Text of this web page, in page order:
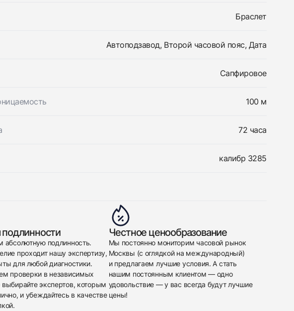
Браслет
Автоподзавод, Второй часовой пояс, Дата
Сапфировое
100 м
72 часа
калибр 3285
подлинности
абсолютную подлинность.
проходит нашу экспертизу,
для любой диагностики.
проверки в независимых
экспертов, которым
и убеждайтесь в качестве
Честное ценообразование
Мы постоянно мониторим часовой рынок
Москвы (с оглядкой на международный)
и предлагаем лучшие условия. А стать
нашим постоянным клиентом — одно
удовольствие — у вас всегда будут лучшие
цены!